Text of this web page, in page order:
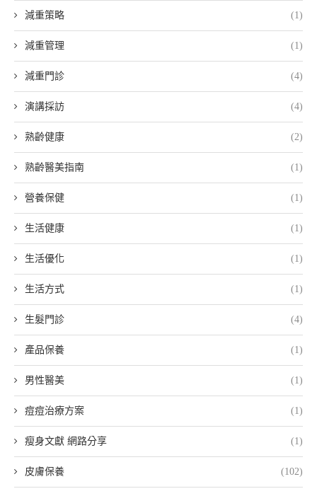
減重策略 (1)
減重管理 (1)
減重門診 (4)
演講採訪 (4)
熟齡健康 (2)
熟齡醫美指南 (1)
營養保健 (1)
生活健康 (1)
生活優化 (1)
生活方式 (1)
生髮門診 (4)
產品保養 (1)
男性醫美 (1)
痘痘治療方案 (1)
瘦身文獻 網路分享 (1)
皮膚保養 (102)